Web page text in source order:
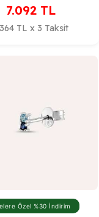
7.092 TL
TL x 3 Taksit
Özel %30 İndirim